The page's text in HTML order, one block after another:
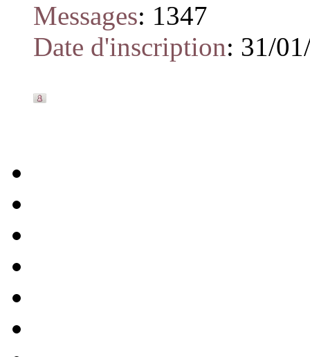
Messages: 1347
Date d'inscription: 31/